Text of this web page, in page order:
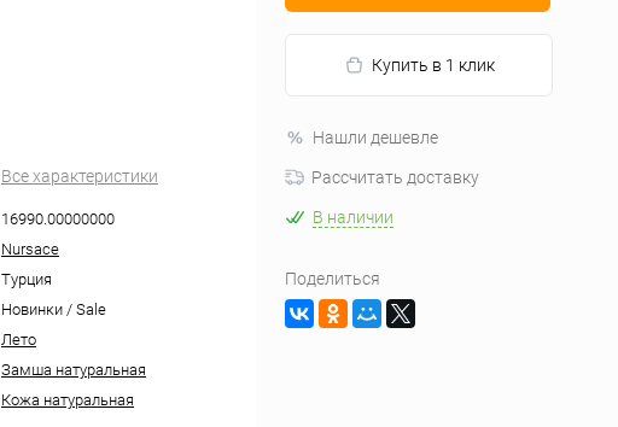
Все характеристики
16990.00000000
Nursace
Турция
Новинки / Sale
Лето
Замша натуральная
Кожа натуральная
Купить в 1 клик
Нашли дешевле
Рассчитать доставку
В наличии
Поделиться